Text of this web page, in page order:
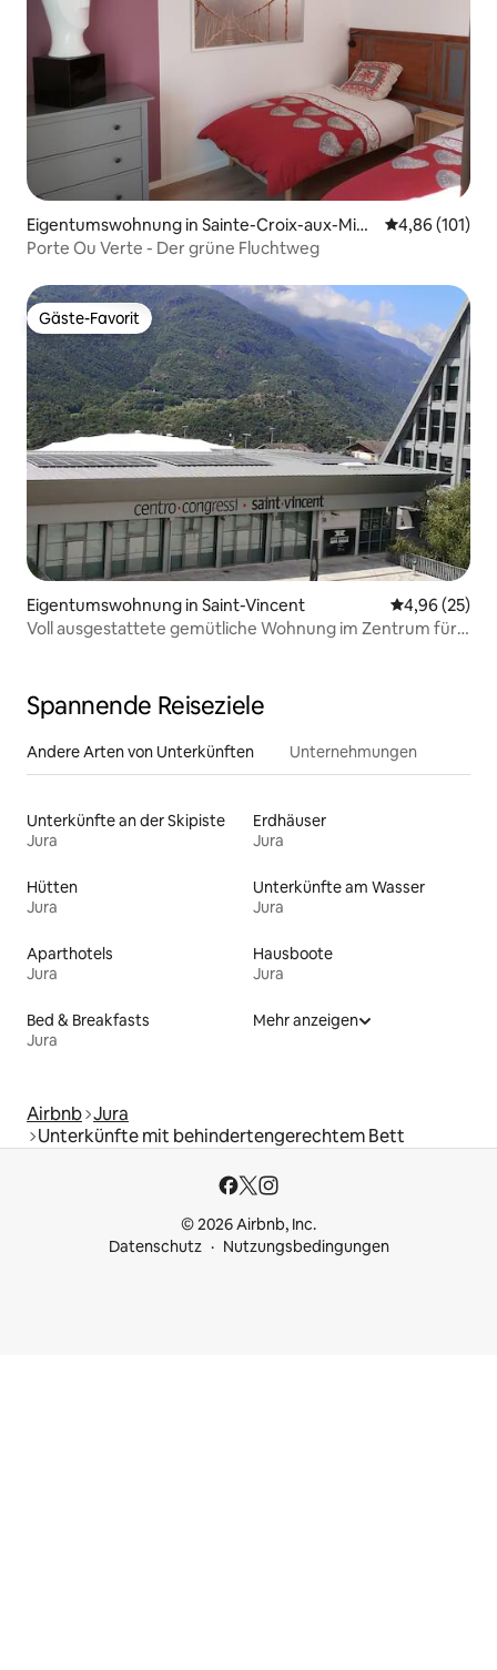
Eigentumswohnung in Sainte-Croix-aux-Mine
s
4,86 (101)
Porte Ou Verte - Der grüne Fluchtweg
Gäste-Favorit
Gäste-Favorit
Eigentumswohnung in Saint-Vincent
4,96 (25)
Voll ausgestattete gemütliche Wohnung im Zentrum für
Spannende Reiseziele
Andere Arten von Unterkünften Unternehmungen
Unterkünfte an der Skipiste
Jura
Erdhäuser
Jura
Hütten
Jura
Unterkünfte am Wasser
Jura
Aparthotels
Jura
Hausboote
Jura
Bed & Breakfasts
Jura
Mehr anzeigen
Airbnb Jura
Unterkünfte mit behindertengerechtem Bett
© 2026 Airbnb, Inc.
Datenschutz
Nutzungsbedingungen